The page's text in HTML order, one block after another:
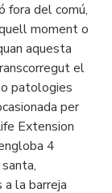
fora del comú,
moment o
aquesta
el
patologies
per
Extension
4
a la barreja